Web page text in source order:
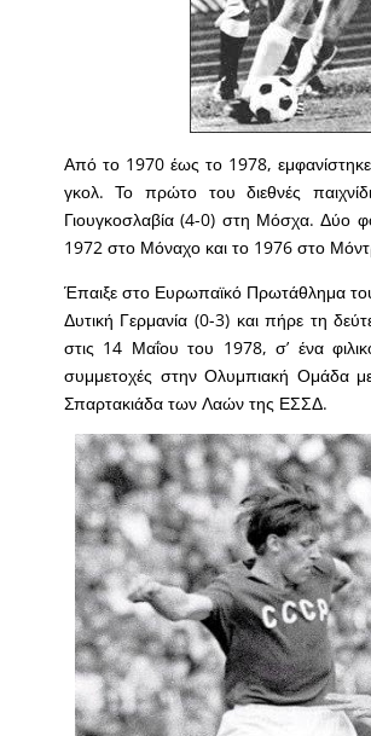
Από το 1970 έως το 1978,
γκολ. Το πρώτο του διεθνές
Γιουγκοσλαβία (4-0) στη Μόσχα. Δύο
1972 στο Μόναχο και το 1976 στο
Έπαιξε στο Ευρωπαϊκό Πρωτάθλημα του
Δυτική Γερμανία (0-3) και πήρε τη
στις 14 Μαΐου του 1978, σ’ ένα
συμμετοχές στην Ολυμπιακή Ομάδα
Σπαρτακιάδα των Λαών της ΕΣΣΔ.